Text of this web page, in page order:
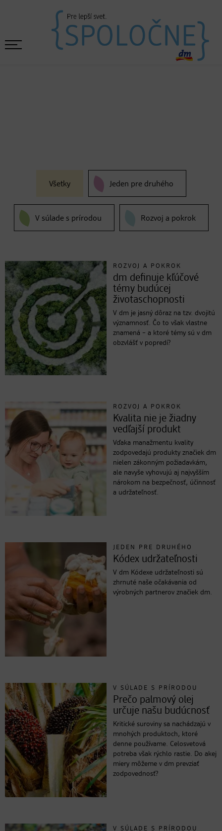
Všetky Jeden pre druhého
V súlade s prírodou Rozvoj a pokrok
ROZVOJ A POKROK
dm definuje kľúčové
témy budúcej
životaschopnosti
V dm je jasný dôraz na tzv. dvojitú
významnosť. Čo to však vlastne
znamená – a ktoré témy sú v dm
obzvlášť v popredí?
ROZVOJ A POKROK
Kvalita nie je žiadny
vedľajší produkt
Vďaka manažmentu kvality
zodpovedajú produkty značiek dm
nielen zákonným požiadavkám,
ale navyše vyhovujú aj najvyšším
nárokom na bezpečnosť, účinnosť
a udržateľnosť.
JEDEN PRE DRUHÉHO
Kódex udržateľnosti
V dm Kódexe udržateľnosti sú
zhrnuté naše očakávania od
výrobných partnerov značiek dm.
V SÚLADE S PRÍRODOU
Prečo palmový olej
určuje našu budúcnosť
Kritické suroviny sa nachádzajú v
mnohých produktoch, ktoré
denne používame. Celosvetová
potreba však rýchlo rastie. Do akej
miery môžeme v dm prevziať
zodpovednosť?
V SÚLADE S PRÍRODOU